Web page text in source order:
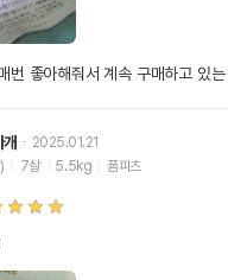
번 좋아해줘서 계속 구매하고 있
2025.01.21
7살 5.5kg 폼피츠